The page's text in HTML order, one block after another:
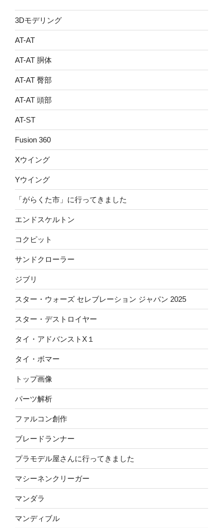
3Dモデリング
AT-AT
AT-AT 胴体
AT-AT 臀部
AT-AT 頭部
AT-ST
Fusion 360
Xウイング
Yウイング
「がらくた市」に行ってきました
エンドスケルトン
コクピット
サンドクローラー
ジブリ
スター・ウォーズ セレブレーション ジャパン 2025
スター・デストロイヤー
タイ・アドバンストX１
タイ・ボマー
トップ画像
パーツ解析
ファルコン創作
ブレードランナー
プラモデル屋さんに行ってきました
マシーネンクリーガー
マンダラ
マンディブル